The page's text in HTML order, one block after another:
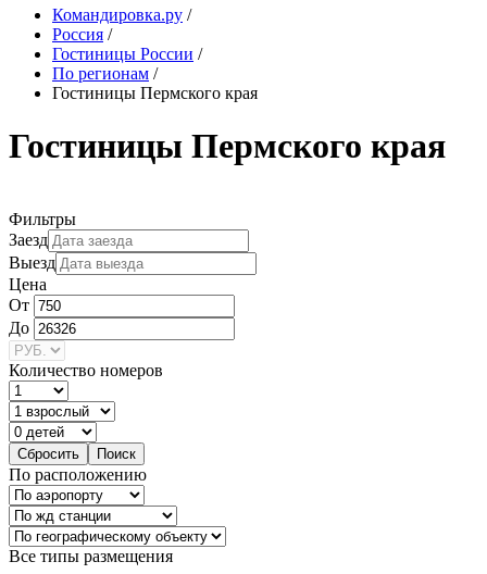
Командировка.ру /
Россия /
Гостиницы России /
По регионам /
Гостиницы Пермского края
Гостиницы Пермского края
Фильтры
Заезд
Выезд
Цена
От
До
Количество номеров
По расположению
Все типы размещения